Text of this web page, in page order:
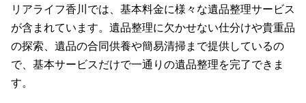
リアライフ香川では、基本料金に様々な遺品整理サービス
が含まれています。遺品整理に欠かせない仕分けや貴重品
の探索、遺品の合同供養や簡易清掃まで提供しているの
で、基本サービスだけで一通りの遺品整理を完了できま
す。